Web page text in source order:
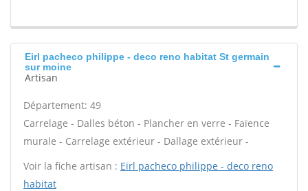
Eirl pacheco philippe - deco reno habitat St germain
sur moine
Artisan
Département: 49
Carrelage - Dalles béton - Plancher en verre - Faïence
murale - Carrelage extérieur - Dallage extérieur -
Voir la fiche artisan : Eirl pacheco philippe - deco reno
habitat